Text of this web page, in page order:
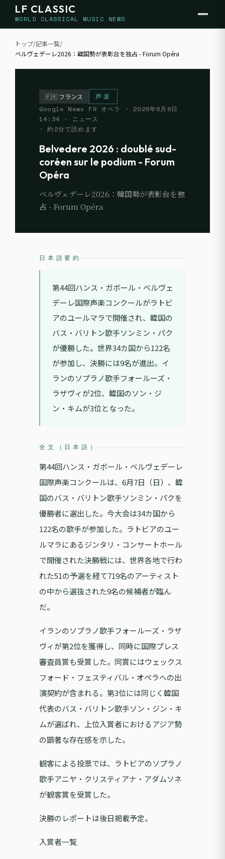
LF CLASSIC
WORLD CLASSICAL MUSIC NEWS
トップ/記事一覧/
ベルヴェデーレ2026：韓国勢が表彰台を独占 - Forum Opéra
🇫🇷 フランス
声楽
Google News FR オペラ
· 2026年6月8日
14:34 · ニュース
· 約 2分で読めます
Belvedere 2026 : doublé sud-
coréen sur le podium - Forum
Opéra
ベルヴェデーレ2026：韓国勢が表彰台を独
占 - Forum Opéra
日本語要約
第44回ハンス・ガボール・ベルヴェ
デーレ国際声楽コンクールがラトビ
アのユールマラで開催され、韓国の
バス・バリトン歌手ソンミン・パク
が優勝した。世界34カ国から122名
が参加し、決勝には9名が進出。イ
ランのソプラノ歌手フォールーズ・
ラザヴィが2位、韓国のソン・ジ
ン・キムが3位となった。
全文（日本語）
第44回ハンス・ガボール・ベルヴェデーレ
国際声楽コンクールは、6月7日（日）、韓
国のバス・バリトン歌手ソンミン・パクを
優勝者に選出した。今大会は34カ国から
122名の歌手が参加した。ラトビアのユー
ルマラにあるジンタリ・コンサートホール
で開催された決勝戦には、世界各地で行わ
れた51の予選を経て719名のアーティスト
の中から選抜された9名の候補者が臨ん
だ。
イランのソプラノ歌手フォールーズ・ラザ
ヴィが第2位を獲得し、同時に国際プレス
審査員賞も受賞した。同賞にはウェックス
フォード・フェスティバル・オペラへの出
演契約が含まれる。第3位には同じく韓国
代表のバス・バリトン歌手ソン・ジン・キ
ムが選ばれ、上位入賞者におけるアジア勢
の顕著な存在感を示した。
観客による投票では、ラトビアのソプラノ
歌手アニヤ・クリスティアナ・アダムソネ
が観客賞を受賞した。
決勝のレポートは後日掲載予定。
入賞者一覧